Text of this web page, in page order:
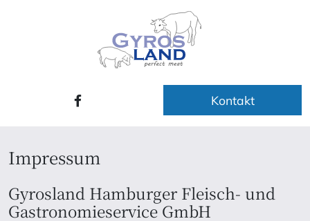
Kontakt
Impressum
Gyrosland Hamburger Fleisch- und
Gastronomieservice GmbH